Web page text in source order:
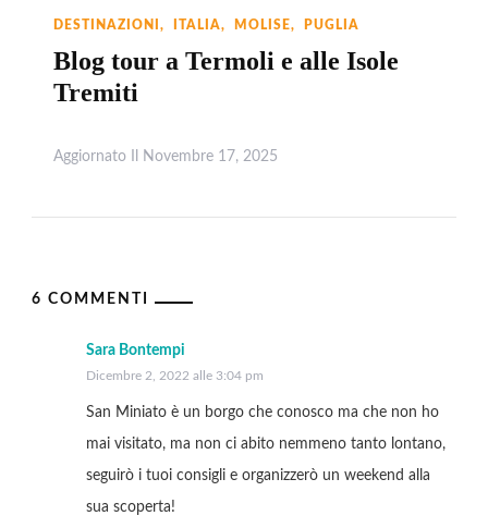
DESTINAZIONI ITALIA MOLISE PUGLIA
Blog tour a Termoli e alle Isole
Tremiti
Aggiornato Il Novembre 17, 2025
6 COMMENTI
Sara Bontempi
Dicembre 2, 2022 alle 3:04 pm
San Miniato è un borgo che conosco ma che non ho
mai visitato, ma non ci abito nemmeno tanto lontano,
seguirò i tuoi consigli e organizzerò un weekend alla
sua scoperta!